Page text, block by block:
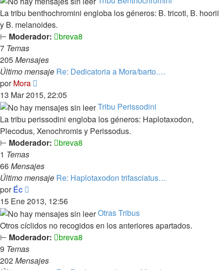
La tribu benthochromini engloba los géneros: B. tricoti, B. hoorii
y B. melanoides.
⊢ Moderador:
breva8
7 Temas
205Mensajes
Último mensaje Re: Dedicatoria a Mora/barto.…
porMora
último
mensaje
13 Mar 2015, 22:05
Tribu Perissodini
La tribu perissodini engloba los géneros: Haplotaxodon,
Plecodus, Xenochromis y Perissodus.
⊢ Moderador:
breva8
1 Temas
66Mensajes
Último mensaje Re: Haplotaxodon trifasciatus…
porÉc
último
mensaje
15 Ene 2013, 12:56
Otras Tribus
Otros cíclidos no recogidos en los anteriores apartados.
⊢ Moderador:
breva8
9 Temas
202Mensajes